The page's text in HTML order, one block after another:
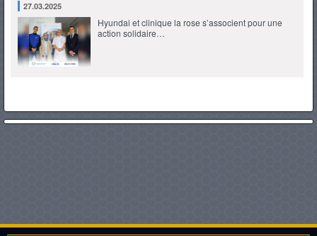
27.03.2025
Hyundai et clinique la rose s’associent pour une
action solidaire…